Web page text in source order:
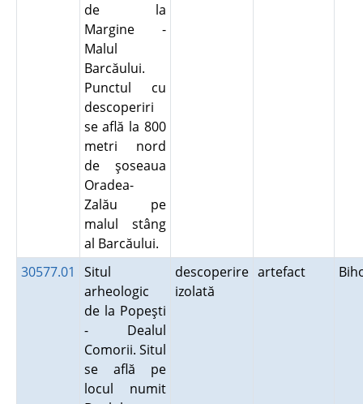
de la
Margine -
Malul
Barcăului.
Punctul cu
descoperiri
se află la 800
metri nord
de şoseaua
Oradea-
Zalău pe
malul stâng
al Barcăului.
30577.01
Situl
arheologic
de la Popeşti
- Dealul
Comorii. Situl
se află pe
locul numit
descoperire
izolată
artefact